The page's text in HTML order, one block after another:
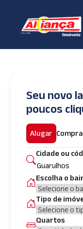
Seu novo
poucos
Alugar
Cidade ou
Escolha o
Tipo de
Quartos